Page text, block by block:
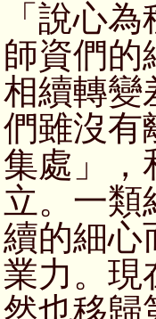
「說心
師資們的
相續轉變
們雖沒有
集處」，
立。一類
續的細心
業力。現
然也移歸